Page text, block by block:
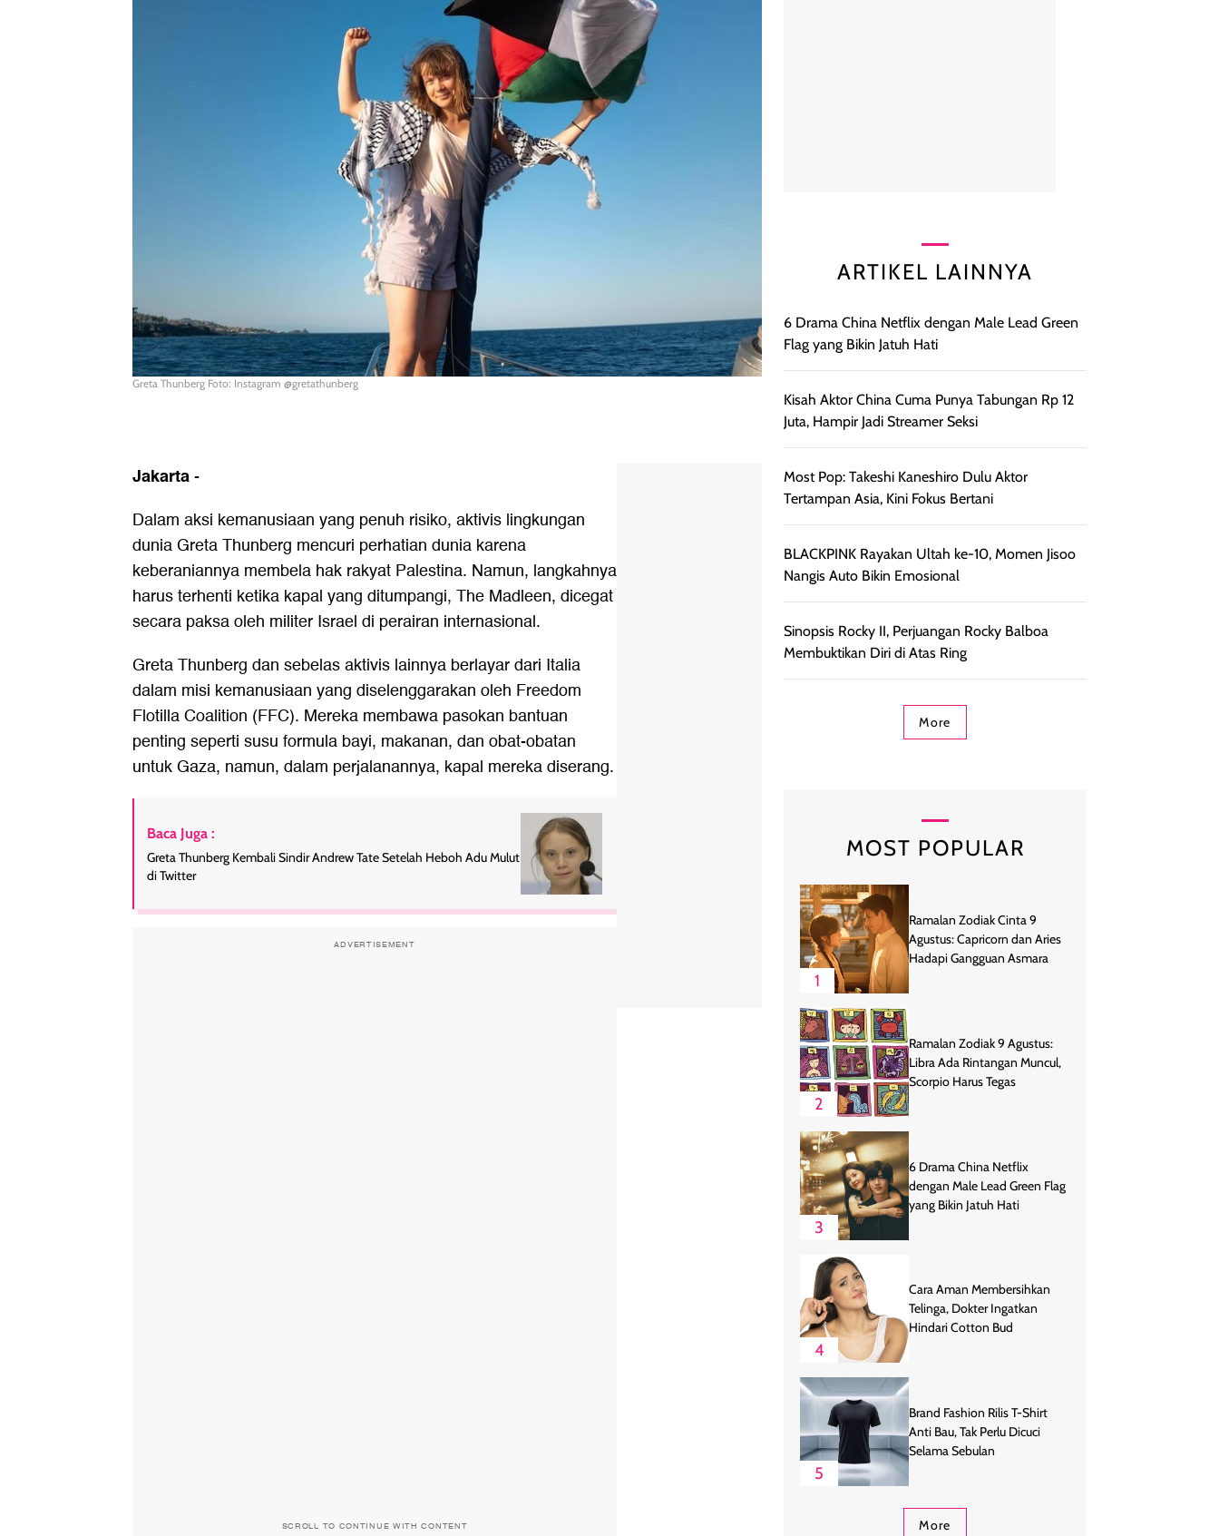
Greta Thunberg Foto: Instagram @gretathunberg
Jakarta-
Dalam aksi kemanusiaan yang penuh risiko, aktivis lingkungan
dunia Greta Thunberg mencuri perhatian dunia karena
keberaniannya membela hak rakyat Palestina. Namun, langkahnya
harus terhenti ketika kapal yang ditumpangi, The Madleen, dicegat
secara paksa oleh militer Israel di perairan internasional.
Greta Thunberg dan sebelas aktivis lainnya berlayar dari Italia
dalam misi kemanusiaan yang diselenggarakan oleh Freedom
Flotilla Coalition (FFC). Mereka membawa pasokan bantuan
penting seperti susu formula bayi, makanan, dan obat-obatan
untuk Gaza, namun, dalam perjalanannya, kapal mereka diserang.
Baca Juga :
Greta Thunberg Kembali Sindir Andrew Tate Setelah Heboh Adu Mulut
di Twitter
ADVERTISEMENT
SCROLL TO CONTINUE WITH CONTENT
ARTIKEL LAINNYA
6 Drama China Netflix dengan Male Lead Green
Flag yang Bikin Jatuh Hati
Kisah Aktor China Cuma Punya Tabungan Rp 12
Juta, Hampir Jadi Streamer Seksi
Most Pop: Takeshi Kaneshiro Dulu Aktor
Tertampan Asia, Kini Fokus Bertani
BLACKPINK Rayakan Ultah ke-10, Momen Jisoo
Nangis Auto Bikin Emosional
Sinopsis Rocky II, Perjuangan Rocky Balboa
Membuktikan Diri di Atas Ring
More
MOST POPULAR
1
Ramalan Zodiak Cinta 9
Agustus: Capricorn dan Aries
Hadapi Gangguan Asmara
2
Ramalan Zodiak 9 Agustus:
Libra Ada Rintangan Muncul,
Scorpio Harus Tegas
3
6 Drama China Netflix
dengan Male Lead Green Flag
yang Bikin Jatuh Hati
4
Cara Aman Membersihkan
Telinga, Dokter Ingatkan
Hindari Cotton Bud
5
Brand Fashion Rilis T-Shirt
Anti Bau, Tak Perlu Dicuci
Selama Sebulan
More